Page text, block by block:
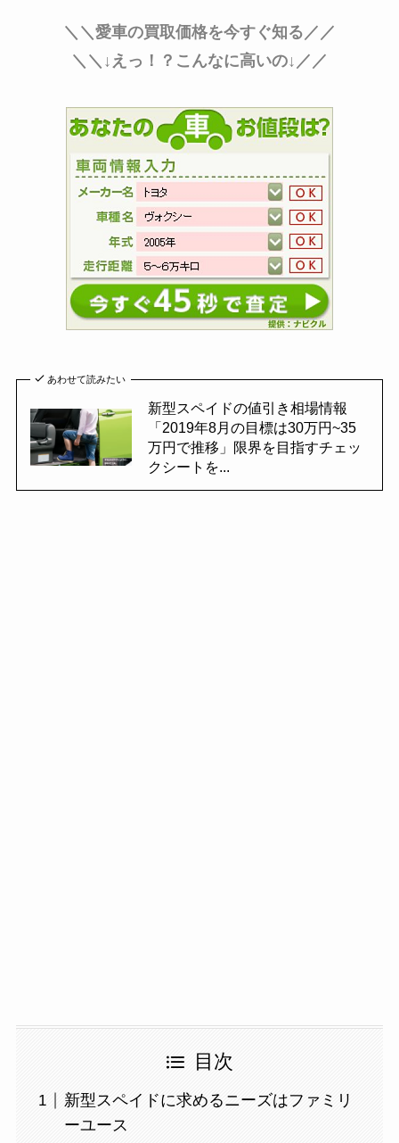
＼＼愛車の買取価格を今すぐ知る／／
＼＼↓えっ！？こんなに高いの↓／／
あわせて読みたい
新型スペイドの値引き相場情報
「2019年8月の目標は30万円~35
万円で推移」限界を目指すチェッ
クシートを...
目次
新型スペイドに求めるニーズはファミリ
ーユース